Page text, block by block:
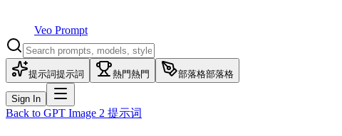
Veo Prompt
提示詞提示詞 熱門熱門 部落格部落格
Sign In
Back to GPT Image 2 提示词